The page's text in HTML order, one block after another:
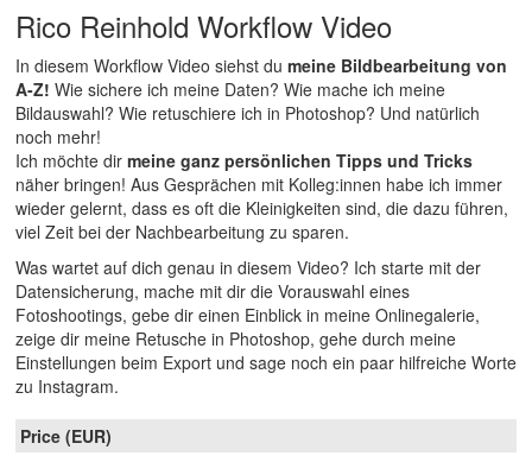
Rico Reinhold Workflow Video
In diesem Workflow Video siehst du meine Bildbearbeitung von
A-Z! Wie sichere ich meine Daten? Wie mache ich meine
Bildauswahl? Wie retuschiere ich in Photoshop? Und natürlich
noch mehr!
Ich möchte dir meine ganz persönlichen Tipps und Tricks
näher bringen! Aus Gesprächen mit Kolleg:innen habe ich immer
wieder gelernt, dass es oft die Kleinigkeiten sind, die dazu führen,
viel Zeit bei der Nachbearbeitung zu sparen.
Was wartet auf dich genau in diesem Video? Ich starte mit der
Datensicherung, mache mit dir die Vorauswahl eines
Fotoshootings, gebe dir einen Einblick in meine Onlinegalerie,
zeige dir meine Retusche in Photoshop, gehe durch meine
Einstellungen beim Export und sage noch ein paar hilfreiche Worte
zu Instagram.